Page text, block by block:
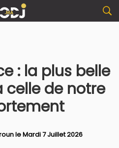
: la plus belle
celle de notre
le Mardi 7 Juillet 2026